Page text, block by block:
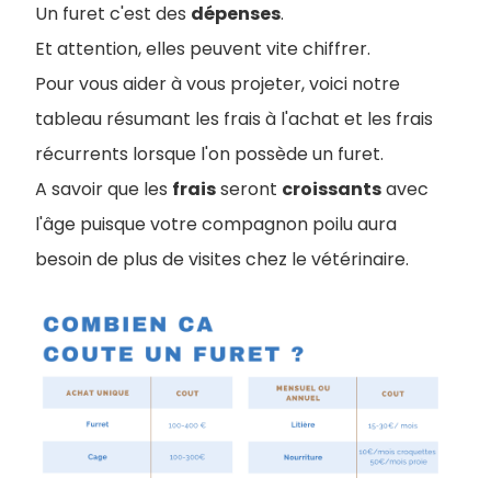
Un furet c'est des dépenses.
Et attention, elles peuvent vite chiffrer.
Pour vous aider à vous projeter, voici notre
tableau résumant les frais à l'achat et les frais
récurrents lorsque l'on possède un furet.
A savoir que les fraisseront croissantsavec
l'âge puisque votre compagnon poilu aura
besoin de plus de visites chez le vétérinaire.